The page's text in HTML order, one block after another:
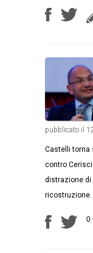
pubblicato il
Castelli torna
contro
distrazione
ricostruzione.
0